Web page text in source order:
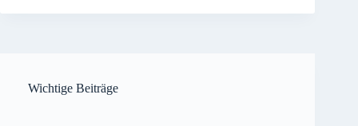
Wichtige Beiträge